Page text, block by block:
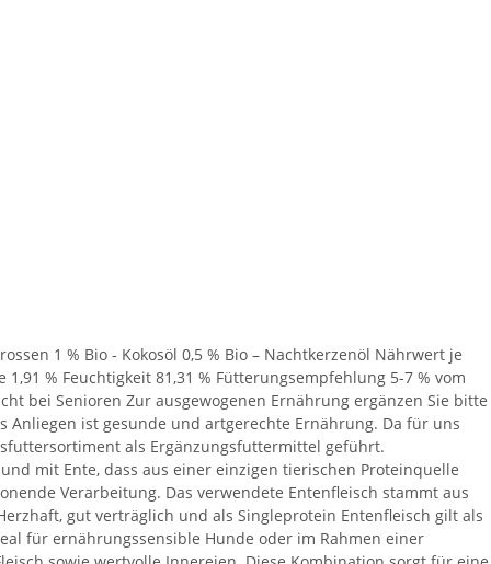
1 % Bio - Kokosöl 0,5 % Bio – Nachtkerzenöl Nährwert je
1,91 % Feuchtigkeit 81,31 % Fütterungsempfehlung 5-7 % vom
bei Senioren Zur ausgewogenen Ernährung ergänzen Sie bitte
Anliegen ist gesunde und artgerechte Ernährung. Da für uns
als Ergänzungsfuttermittel geführt.
mit Ente, dass aus einer einzigen tierischen Proteinquelle
Verarbeitung. Das verwendete Entenfleisch stammt aus
gut verträglich und als Singleprotein Entenfleisch gilt als
für ernährungssensible Hunde oder im Rahmen einer